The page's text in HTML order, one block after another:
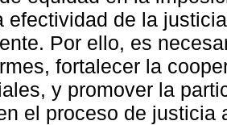
efectividad de la
Por ello, es
fortalecer la
y promover la
el proceso de justicia